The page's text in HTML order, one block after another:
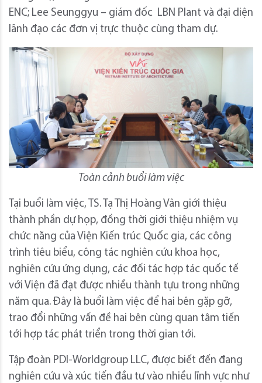
ENC; Lee Seunggyu – giám đốc LBN Plant và đại diện
lãnh đạo các đơn vị trực thuộc cùng tham dự.
Toàn cảnh buổi làm việc
Tại buổi làm việc, TS. Tạ Thị Hoàng Vân giới thiệu
thành phần dự họp, đồng thời giới thiệu nhiệm vụ
chức năng của Viện Kiến trúc Quốc gia, các công
trình tiêu biểu, công tác nghiên cứu khoa học,
nghiên cứu ứng dụng, các đối tác hợp tác quốc tế
với Viện đã đạt được nhiều thành tựu trong những
năm qua. Đây là buổi làm việc để hai bên gặp gỡ,
trao đổi những vấn đề hai bên cùng quan tâm tiến
tới hợp tác phát triển trong thời gian tới.
Tập đoàn PDI-Worldgroup LLC, được biết đến đang
nghiên cứu và xúc tiến đầu tư vào nhiều lĩnh vực như